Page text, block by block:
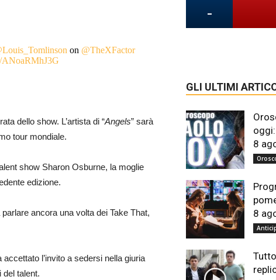
on @TheXFactor
dello show. L’artista di “Angels” sarà
tour mondiale.
show Sharon Osburne, la moglie
edizione.
ancora una volta dei Take That,
l’invito a sedersi nella giuria
del talent.
-
GLI ULTIMI
8
8